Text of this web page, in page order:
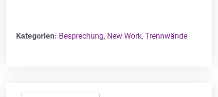
Kategorien: Besprechung, New Work,Trennwände